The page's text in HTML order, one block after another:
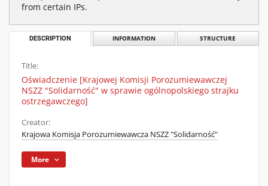
from certain IPs.
DESCRIPTION INFORMATION STRUCTURE
Title:
Oświadczenie [Krajowej Komisji Porozumiewawczej
NSZZ "Solidarność" w sprawie ogólnopolskiego strajku
ostrzegawczego]
Creator:
Krajowa Komisja Porozumiewawcza NSZZ "Solidarność"
More